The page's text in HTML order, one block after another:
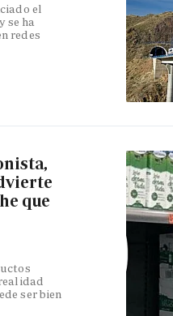
el
se ha
redes
que
ser bien